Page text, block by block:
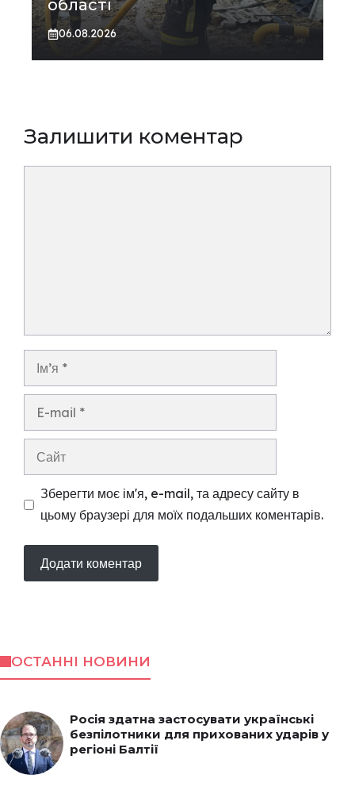
області
06.08.2026
Залишити коментар
Ім’я
Сайт
Зберегти моє ім'я, e-mail, та адресу сайту в
цьому браузері для моїх подальших коментарів.
ОСТАННІ НОВИНИ
Росія здатна застосувати українські
безпілотники для прихованих ударів у
регіоні Балтії